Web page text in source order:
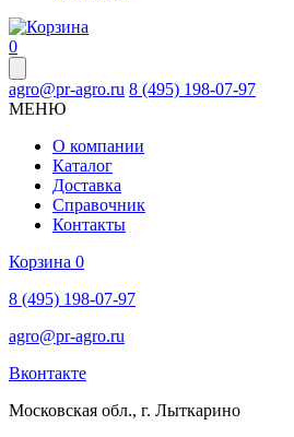
0
agro@pr-agro.ru 8 (495) 198-07-97
МЕНЮ
О компании
Каталог
Доставка
Справочник
Контакты
Корзина 0
8 (495) 198-07-97
agro@pr-agro.ru
Вконтакте
Московская обл., г. Лыткарино